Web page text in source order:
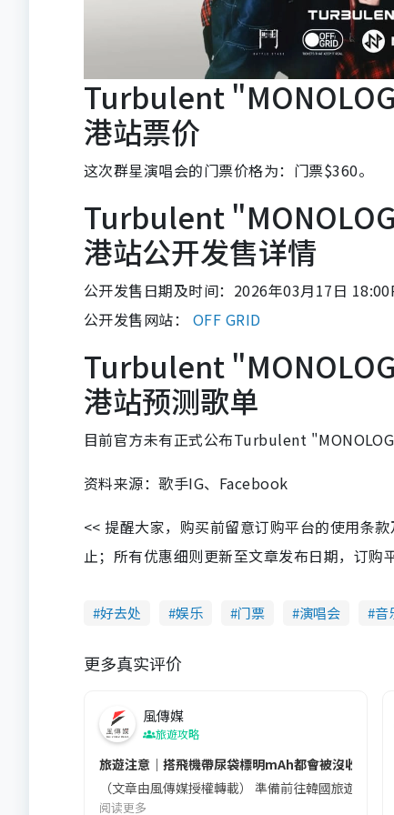
Turbulent
港站票价
这次群星演唱会的门票价格为：门票$360。
Turbulent
港站公开发售详情
公开发售日期及时间：2026年03月17日
公开发售网站： OFF GRID
Turbulent
港站预测歌单
目前官方未有正式公布Turbulent
资料来源：歌手IG、Facebook
<< 提醒大家，购买前留意订购平台的使用条
止；所有优惠细则更新至文章发布日期，订
好去处 娱乐 门票 演唱会 音
更多真实评价
風傳媒
旅遊攻略
旅遊注意｜搭飛機帶尿袋標明mAh都會被沒收😱出
（文章由風傳媒授權轉載） 準備前往韓國旅遊的
阅读更多